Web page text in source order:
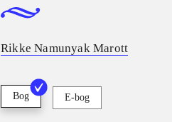
Rikke Namunyak Marott
Bog E-bog